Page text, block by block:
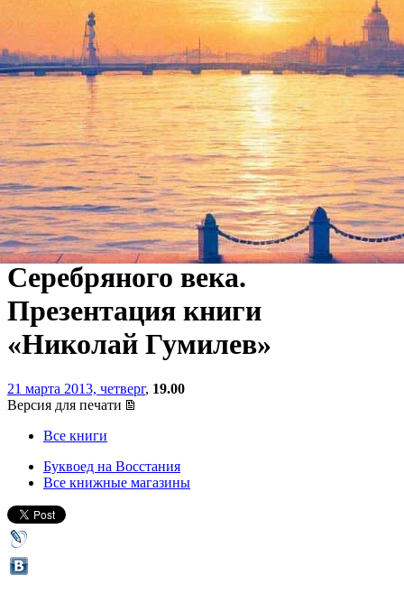
Встреча с доктором
филологических наук,
профессором Юрием
Зобниным. Беседа о поэзии
Серебряного века.
Презентация книги
«Николай Гумилев»
21 марта 2013, четверг, 19.00
Версия для печати
Все книги
Буквоед на Восстания
Все книжные магазины